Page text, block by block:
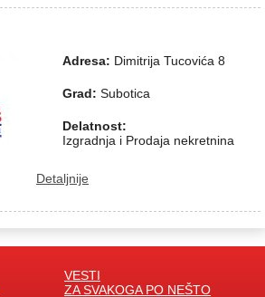
Adresa: Dimitrija Tucovića 8
Grad: Subotica
Delatnost:
Izgradnja i Prodaja nekretnina
Detaljnije
VESTI
ZA SVAKOGA PO NEŠTO